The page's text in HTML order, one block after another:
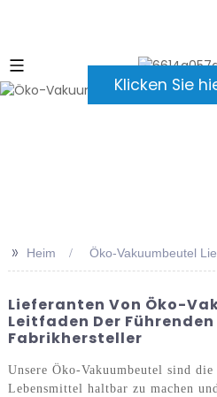
Klicken Sie
>> Heim Öko-Vakuumbeutel
Lieferanten Von Öko-
Leitfaden Der
Fabrikhersteller
Unsere Öko-Vakuumbeutel sind
Lebensmittel haltbar zu machen